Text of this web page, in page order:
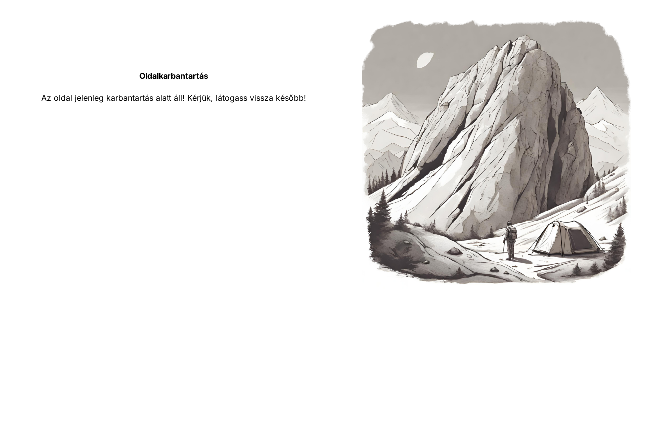
Oldalkarbantartás
Az oldal jelenleg karbantartás alatt áll! Kérjük, látogass vissza később!